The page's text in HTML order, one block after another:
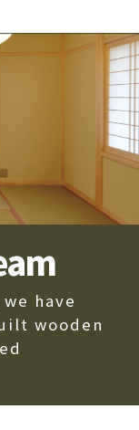
取得するこ
見積もり
において
した個人情
場合を除
have
wooden